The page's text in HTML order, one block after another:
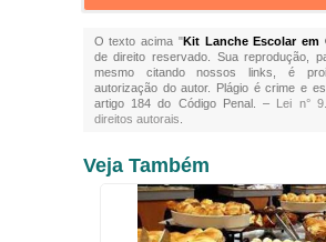
O texto acima "Kit Lanche Escolar em
de direito reservado. Sua reprodução,
mesmo citando nossos links, é
autorização do autor. Plágio é crime e
artigo 184 do Código Penal. – Lei n°
direitos autorais
Veja Também